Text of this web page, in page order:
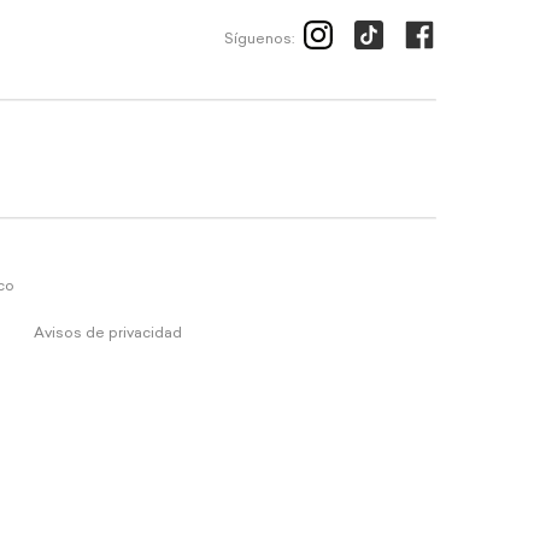
Síguenos:
Avisos de privacidad